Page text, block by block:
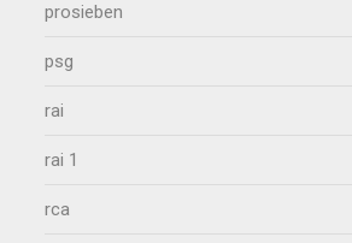
prosieben
psg
rai
rai 1
rca